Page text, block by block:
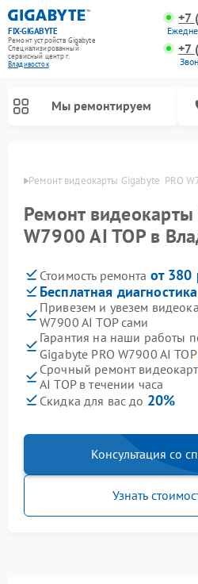
FIX-GIGABYTE
Ремонт устройств Gigabyte
Специализированный
cервисный центр г.
Владивосток
+7
+7
Мы ремонтируем
Ремонт видеокарты Gigabyte  PRO
Ремонт видеокарты
W7900 AI TOP в
Стоимость ремонта от 380
Бесплатная диагностика
Привезем и увезем
W7900 AI TOP сами
Гарантия на наши работы
Gigabyte PRO W7900 AI TOP
Срочный ремонт
AI TOP в течении часа
Скидка для вас до 20%
Консультация со
Узнать